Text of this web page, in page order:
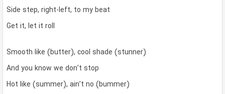
Side step, right-left, to my beat
Get it, let it roll
Smooth like (butter), cool shade (stunner)
And you know we don’t stop
Hot like (summer), ain’t no (bummer)